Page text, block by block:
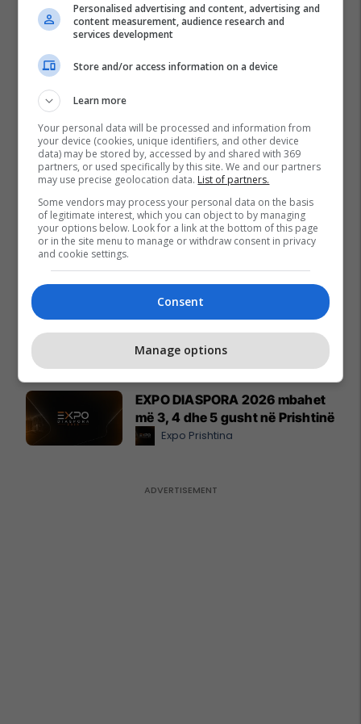
Promo
Këtë herë me kartelë
gërvishtëse plotësisht digjitale
dhe mbi 40 mijë shpërblime
Zgjidhni një nga katër modelet
Peugot Kosova
IPKO vazhdon partneritetin me
Sunny Hill Festival 2026
IPKO
EXPO DIASPORA 2026 mbahet
më 3, 4 dhe 5 gusht në Prishtinë
Expo Prishtina
Personalised advertising and content, advertising and
content measurement, audience research and
services development
Store and/or access information on a device
Learn more
Your personal data will be processed and information from
your device (cookies, unique identifiers, and other device
data) may be stored by, accessed by and shared with 369
partners, or used specifically by this site. We and our partners
may use precise geolocation data. List of partners.
Some vendors may process your personal data on the basis
of legitimate interest, which you can object to by managing
your options below. Look for a link at the bottom of this page
or in the site menu to manage or withdraw consent in privacy
and cookie settings.
Consent
Manage options